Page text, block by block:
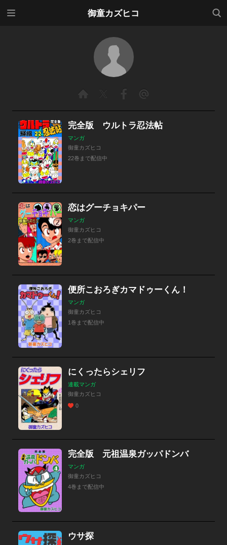
御童カズヒコ
検索
完全版 ウルトラ忍法帖
マンガ
御童カズヒコ
22巻まで配信中
恋はグーチョキパー
マンガ
御童カズヒコ
2巻まで配信中
便所こおろぎカマドゥーくん！
マンガ
御童カズヒコ
1巻まで配信中
にくったらシェリフ
連載マンガ
御童カズヒコ
0
完全版 元祖温泉ガッパドンバ
マンガ
御童カズヒコ
4巻まで配信中
ウサ探